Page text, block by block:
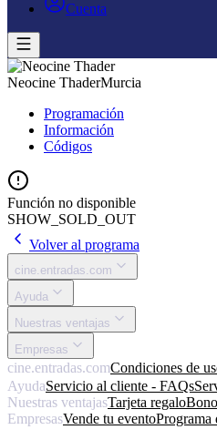
Cuenta
Neocine ThaderMurcia
Programación
Información
Códigos
Función no disponible
SHOW_SOLD_OUT
Volver al programa
cine.entradas.com
Ayuda
Nuestras ventajas
Empresas
cine.entradas.comCondiciones de
AyudaServicio al cliente - FAQs
Nuestras ventajasTarjeta regalo
EmpresasVende tu eventoPrograma